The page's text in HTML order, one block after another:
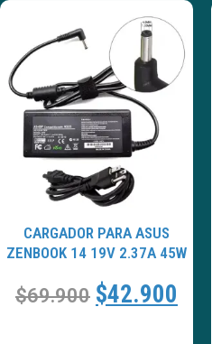
CARGADOR PARA ASUS
ZENBOOK 14 19V 2.37A 45W
$69.900 $42.900